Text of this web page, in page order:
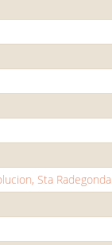
Sta Radegonda